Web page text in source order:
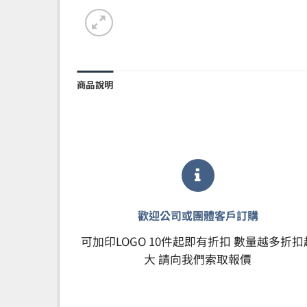
商品說明
歡迎公司或團體客戶訂購
可加印LOGO 10件起即有折扣 數量越多折扣
大 請向我們索取報價